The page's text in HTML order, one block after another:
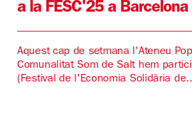
a la FESC'25 a Barcelona
Aquest cap de setmana l'Ateneu
Comunalitat Som de Salt hem
(Festival de l'Economia Solidària